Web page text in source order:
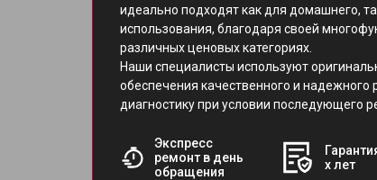
идеально подходят как для домашнего,
использования, благодаря своей
различных ценовых категориях.
Наши специалисты используют
обеспечения качественного и
диагностику при условии последующего
Экспресс
ремонт в день
обращения
х лет